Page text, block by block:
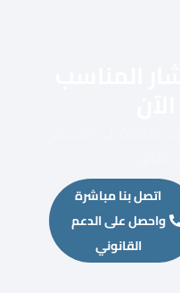
اتصل بنا مباشرة
واحصل على الدعم
القانوني